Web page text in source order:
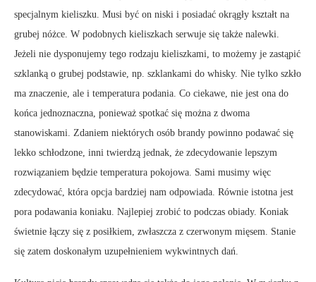
specjalnym kieliszku. Musi być on niski i posiadać okrągły kształt na
grubej nóżce. W podobnych kieliszkach serwuje się także nalewki.
Jeżeli nie dysponujemy tego rodzaju kieliszkami, to możemy je zastąpić
szklanką o grubej podstawie, np. szklankami do whisky. Nie tylko szkło
ma znaczenie, ale i temperatura podania. Co ciekawe, nie jest ona do
końca jednoznaczna, ponieważ spotkać się można z dwoma
stanowiskami. Zdaniem niektórych osób brandy powinno podawać się
lekko schłodzone, inni twierdzą jednak, że zdecydowanie lepszym
rozwiązaniem będzie temperatura pokojowa. Sami musimy więc
zdecydować, która opcja bardziej nam odpowiada. Równie istotna jest
pora podawania koniaku. Najlepiej zrobić to podczas obiady. Koniak
świetnie łączy się z posiłkiem, zwłaszcza z czerwonym mięsem. Stanie
się zatem doskonałym uzupełnieniem wykwintnych dań.